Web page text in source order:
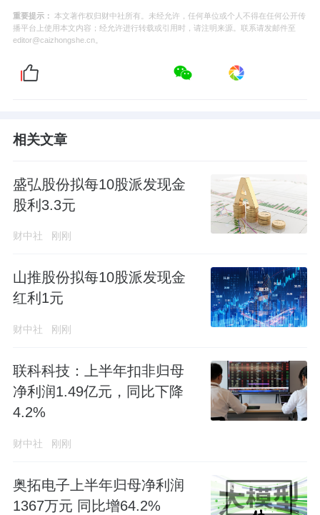
重要提示： 本文著作权归财中社所有。未经允许，任何单位或个人不得在任何公开传
播平台上使用本文内容；经允许进行转载或引用时，请注明来源。联系请发邮件至
editor@caizhongshe.cn。
相关文章
盛弘股份拟每10股派发现金
股利3.3元
财中社 刚刚
山推股份拟每10股派发现金
红利1元
财中社 刚刚
联科科技：上半年扣非归母
净利润1.49亿元，同比下降
4.2%
财中社 刚刚
奥拓电子上半年归母净利润
1367万元 同比增64.2%